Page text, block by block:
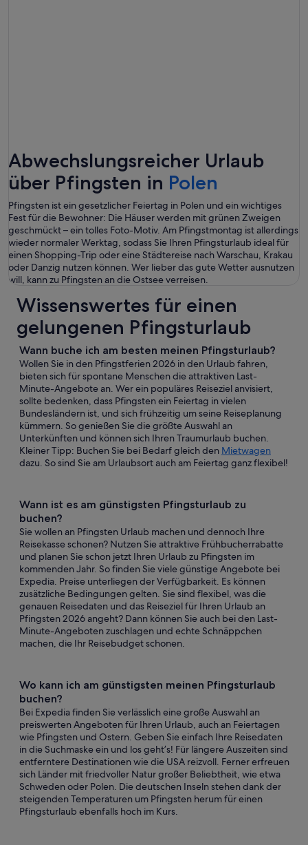
Abwechslungsreicher Urlaub
über Pfingsten in Polen
Pfingsten ist ein gesetzlicher Feiertag in Polen und ein wichtiges
Fest für die Bewohner: Die Häuser werden mit grünen Zweigen
geschmückt – ein tolles Foto-Motiv. Am Pfingstmontag ist allerdings
wieder normaler Werktag, sodass Sie Ihren Pfingsturlaub ideal für
einen Shopping-Trip oder eine Städtereise nach Warschau, Krakau
oder Danzig nutzen können. Wer lieber das gute Wetter ausnutzen
will, kann zu Pfingsten an die Ostsee verreisen.
Wissenswertes für einen
gelungenen Pfingsturlaub
Wann buche ich am besten meinen Pfingsturlaub?
Wollen Sie in den Pfingstferien 2026 in den Urlaub fahren,
bieten sich für spontane Menschen die attraktiven Last-
Minute-Angebote an. Wer ein populäres Reiseziel anvisiert,
sollte bedenken, dass Pfingsten ein Feiertag in vielen
Bundesländern ist, und sich frühzeitig um seine Reiseplanung
kümmern. So genießen Sie die größte Auswahl an
Unterkünften und können sich Ihren Traumurlaub buchen.
Kleiner Tipp: Buchen Sie bei Bedarf gleich den Mietwagen
dazu. So sind Sie am Urlaubsort auch am Feiertag ganz flexibel!
Wann ist es am günstigsten Pfingsturlaub zu
buchen?
Sie wollen an Pfingsten Urlaub machen und dennoch Ihre
Reisekasse schonen? Nutzen Sie attraktive Frühbucherrabatte
und planen Sie schon jetzt Ihren Urlaub zu Pfingsten im
kommenden Jahr. So finden Sie viele günstige Angebote bei
Expedia. Preise unterliegen der Verfügbarkeit. Es können
zusätzliche Bedingungen gelten. Sie sind flexibel, was die
genauen Reisedaten und das Reiseziel für Ihren Urlaub an
Pfingsten 2026 angeht? Dann können Sie auch bei den Last-
Minute-Angeboten zuschlagen und echte Schnäppchen
machen, die Ihr Reisebudget schonen.
Wo kann ich am günstigsten meinen Pfingsturlaub
buchen?
Bei Expedia finden Sie verlässlich eine große Auswahl an
preiswerten Angeboten für Ihren Urlaub, auch an Feiertagen
wie Pfingsten und Ostern. Geben Sie einfach Ihre Reisedaten
in die Suchmaske ein und los geht’s! Für längere Auszeiten sind
entferntere Destinationen wie die USA reizvoll. Ferner erfreuen
sich Länder mit friedvoller Natur großer Beliebtheit, wie etwa
Schweden oder Polen. Die deutschen Inseln stehen dank der
steigenden Temperaturen um Pfingsten herum für einen
Pfingsturlaub ebenfalls hoch im Kurs.